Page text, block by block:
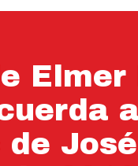
Elmer